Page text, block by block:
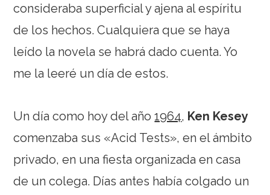
consideraba superficial y ajena al espíritu
de los hechos. Cualquiera que se haya
leído la novela se habrá dado cuenta. Yo
me la leeré un día de estos.
Un día como hoy del año1964, Ken Kesey
comenzaba sus «Acid Tests», en el ámbito
privado, en una fiesta organizada en casa
de un colega. Días antes había colgado un